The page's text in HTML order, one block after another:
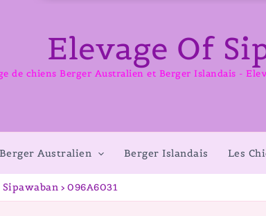
Elevage Of
de chiens Berger Australien et Berger Islandais -
Berger Australien Berger Islandais Les
096A6031